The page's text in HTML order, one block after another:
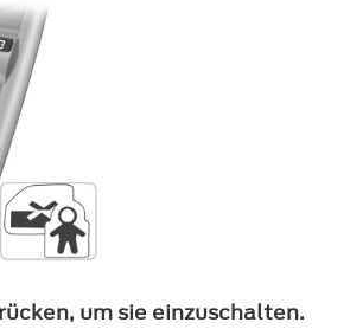
um sie einzuschalten.